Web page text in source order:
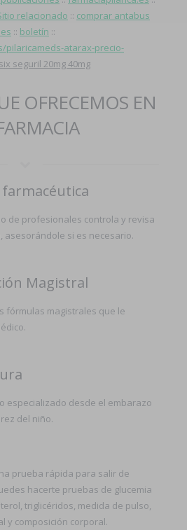
relacionado :: comprar antabus
:: boletín ::
pilaricameds-atarax-precio-
seguril 20mg 40mg
OFRECEMOS EN
de profesionales controla y revisa
asesorándole si es necesario.
Magistral
fórmulas magistrales que le
especializado desde el embarazo
del niño.
prueba rápida para salir de
hacerte pruebas de glucemia
triglicéridos, medida de pulso,
y composición corporal.